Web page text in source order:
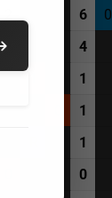
6 0
4
1
1
1
0